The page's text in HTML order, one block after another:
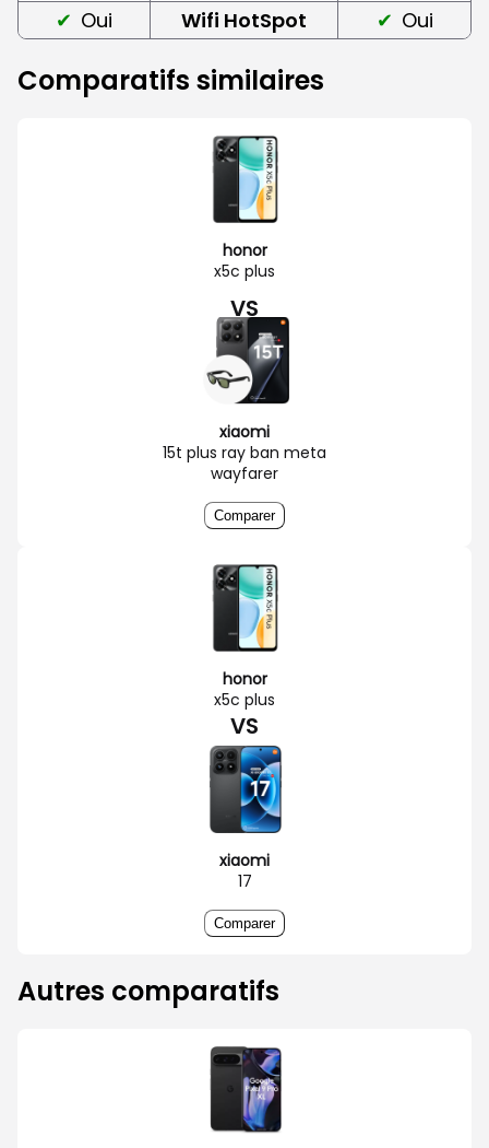
Oui Wifi HotSpot Oui
Comparatifs similaires
honor
x5c plus
VS
xiaomi
15t plus ray ban meta
wayfarer
Comparer
honor
x5c plus
VS
xiaomi
17
Comparer
Autres comparatifs